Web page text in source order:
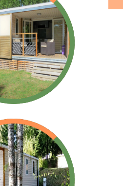
Soleo
Home IRM
Loggia
Bay